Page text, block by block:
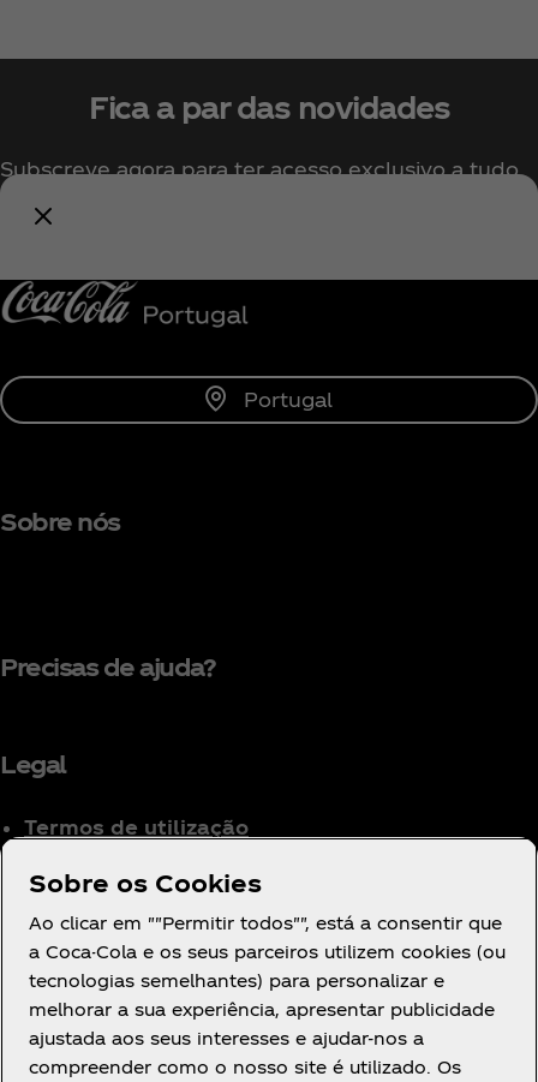
Fica a par das novidades
Subscreve agora para ter acesso exclusivo a tudo
sobre a Coca‑Cola!
Portugal
Sobre nós
Precisas de ajuda?
Legal
Termos de utilização
para Consumidores
Definições de cookies
Aviso de Cookies
Declaração de
Acessibilidade
Sobre os Cookies
Ao clicar em ""Permitir todos"", está a consentir que
a Coca-Cola e os seus parceiros utilizem cookies (ou
tecnologias semelhantes) para personalizar e
melhorar a sua experiência, apresentar publicidade
ajustada aos seus interesses e ajudar-nos a
compreender como o nosso site é utilizado. Os